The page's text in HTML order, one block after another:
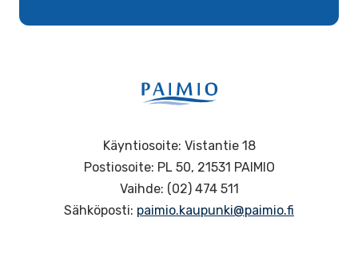
Käyntiosoite: Vistantie 18
Postiosoite: PL 50, 21531 PAIMIO
Vaihde: (02) 474 511
Sähköposti: paimio.kaupunki@paimio.fi